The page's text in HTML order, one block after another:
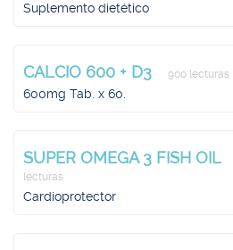
Suplemento dietético
CALCIO 600 + D3 900 lecturas
600mg Tab. x 60.
SUPER OMEGA 3 FISH OIL
lecturas
Cardioprotector